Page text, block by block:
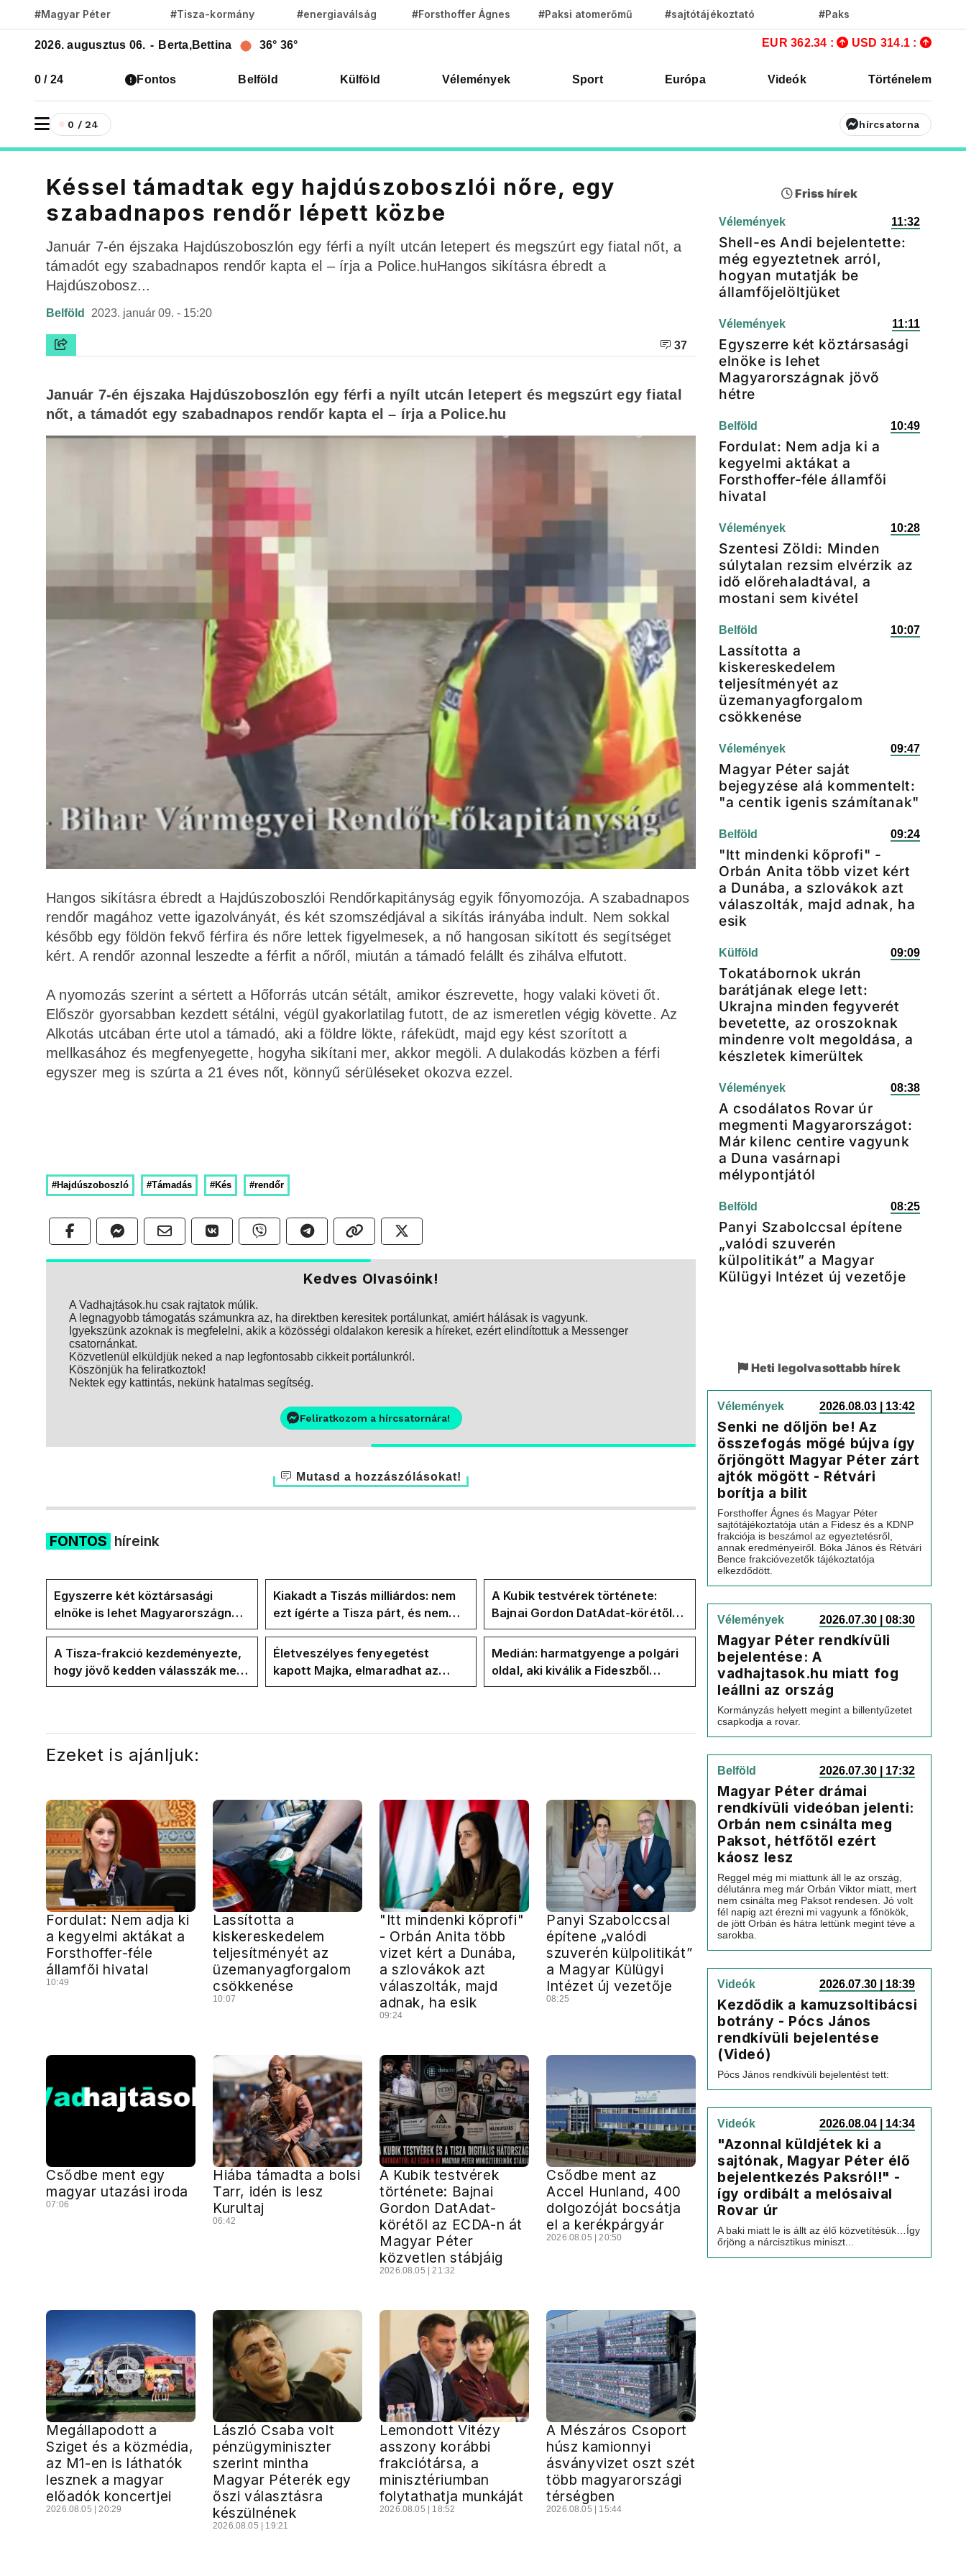
#Magyar Péter #Tisza-kormány #energiaválság #Forsthoffer Ágnes #Paksi atomerőmű #sajtótájékoztató #Paks
2026. augusztus 06. - Berta,Bettina 36° 36° EUR 362.34 : USD 314.1 :
0 / 24 Fontos Belföld Külföld Vélemények Sport Európa Videók Történelem
0 / 24 hírcsatorna
Késsel támadtak egy hajdúszoboszlói nőre, egy
szabadnapos rendőr lépett közbe
Január 7-én éjszaka Hajdúszoboszlón egy férfi a nyílt utcán letepert és megszúrt egy fiatal nőt, a
támadót egy szabadnapos rendőr kapta el – írja a Police.huHangos sikításra ébredt a
Hajdúszobosz...
Belföld 2023. január 09. - 15:20
37
Január 7-én éjszaka Hajdúszoboszlón egy férfi a nyílt utcán letepert és megszúrt egy fiatal
nőt, a támadót egy szabadnapos rendőr kapta el – írja a Police.hu
Hangos sikításra ébredt a Hajdúszoboszlói Rendőrkapitányság egyik főnyomozója. A szabadnapos
rendőr magához vette igazolványát, és két szomszédjával a sikítás irányába indult. Nem sokkal
később egy földön fekvő férfira és nőre lettek figyelmesek, a nő hangosan sikított és segítséget
kért. A rendőr azonnal leszedte a férfit a nőről, miután a támadó felállt és zihálva elfutott.
A nyomozás szerint a sértett a Hőforrás utcán sétált, amikor észrevette, hogy valaki követi őt.
Először gyorsabban kezdett sétálni, végül gyakorlatilag futott, de az ismeretlen végig követte. Az
Alkotás utcában érte utol a támadó, aki a földre lökte, ráfeküdt, majd egy kést szorított a
mellkasához és megfenyegette, hogyha sikítani mer, akkor megöli. A dulakodás közben a férfi
egyszer meg is szúrta a 21 éves nőt, könnyű sérüléseket okozva ezzel.
#Hajdúszoboszló #Támadás #Kés #rendőr
Kedves Olvasóink!
A Vadhajtások.hu csak rajtatok múlik.
A legnagyobb támogatás számunkra az, ha direktben keresitek portálunkat, amiért hálásak is vagyunk.
Igyekszünk azoknak is megfelelni, akik a közösségi oldalakon keresik a híreket, ezért elindítottuk a Messenger
csatornánkat.
Közvetlenül elküldjük neked a nap legfontosabb cikkeit portálunkról.
Köszönjük ha feliratkoztok!
Nektek egy kattintás, nekünk hatalmas segítség.
Feliratkozom a hírcsatornára!
Mutasd a hozzászólásokat!
FONTOS híreink
Egyszerre két köztársasági
elnöke is lehet Magyarországnak
jövő hétre
Kiakadt a Tiszás milliárdos: nem
ezt ígérte a Tisza párt, és nem
ezt ígérte Magyar Péter a
kampányban
A Kubik testvérek története:
Bajnai Gordon DatAdat-körétől
az ECDA-n át Magyar Péter
közvetlen stábjáig
A Tisza-frakció kezdeményezte,
hogy jövő kedden válasszák meg
az új köztársasági elnököt
Életveszélyes fenyegetést
kapott Majka, elmaradhat az
erdélyi koncertje
Medián: harmatgyenge a polgári
oldal, aki kiválik a Fideszből
elbúcsúzhat 2030-ban
Ezeket is ajánljuk:
Fordulat: Nem adja ki
a kegyelmi aktákat a
Forsthoffer-féle
államfői hivatal
10:49
Lassította a
kiskereskedelem
teljesítményét az
üzemanyagforgalom
csökkenése
10:07
"Itt mindenki kőprofi"
- Orbán Anita több
vizet kért a Dunába,
a szlovákok azt
válaszolták, majd
adnak, ha esik
09:24
Panyi Szabolccsal
építene „valódi
szuverén külpolitikát”
a Magyar Külügyi
Intézet új vezetője
08:25
Csődbe ment egy
magyar utazási iroda
07:06
Hiába támadta a bolsi
Tarr, idén is lesz
Kurultaj
06:42
A Kubik testvérek
története: Bajnai
Gordon DatAdat-
körétől az ECDA-n át
Magyar Péter
közvetlen stábjáig
2026.08.05 | 21:32
Csődbe ment az
Accel Hunland, 400
dolgozóját bocsátja
el a kerékpárgyár
2026.08.05 | 20:50
Megállapodott a
Sziget és a közmédia,
az M1-en is láthatók
lesznek a magyar
előadók koncertjei
2026.08.05 | 20:29
László Csaba volt
pénzügyminiszter
szerint mintha
Magyar Péterék egy
őszi választásra
készülnének
2026.08.05 | 19:21
Lemondott Vitézy
asszony korábbi
frakciótársa, a
minisztériumban
folytathatja munkáját
2026.08.05 | 18:52
A Mészáros Csoport
húsz kamionnyi
ásványvizet oszt szét
több magyarországi
térségben
2026.08.05 | 15:44
Friss hírek
Vélemények 11:32
Shell-es Andi bejelentette:
még egyeztetnek arról,
hogyan mutatják be
államfőjelöltjüket
Vélemények 11:11
Egyszerre két köztársasági
elnöke is lehet
Magyarországnak jövő
hétre
Belföld 10:49
Fordulat: Nem adja ki a
kegyelmi aktákat a
Forsthoffer-féle államfői
hivatal
Vélemények 10:28
Szentesi Zöldi: Minden
súlytalan rezsim elvérzik az
idő előrehaladtával, a
mostani sem kivétel
Belföld 10:07
Lassította a
kiskereskedelem
teljesítményét az
üzemanyagforgalom
csökkenése
Vélemények 09:47
Magyar Péter saját
bejegyzése alá kommentelt:
"a centik igenis számítanak"
Belföld 09:24
"Itt mindenki kőprofi" -
Orbán Anita több vizet kért
a Dunába, a szlovákok azt
válaszolták, majd adnak, ha
esik
Külföld 09:09
Tokatábornok ukrán
barátjának elege lett:
Ukrajna minden fegyverét
bevetette, az oroszoknak
mindenre volt megoldása, a
készletek kimerültek
Vélemények 08:38
A csodálatos Rovar úr
megmenti Magyarországot:
Már kilenc centire vagyunk
a Duna vasárnapi
mélypontjától
Belföld 08:25
Panyi Szabolccsal építene
„valódi szuverén
külpolitikát” a Magyar
Külügyi Intézet új vezetője
Heti legolvasottabb hírek
Vélemények 2026.08.03 | 13:42
Senki ne dőljön be! Az
összefogás mögé bújva így
őrjöngött Magyar Péter zárt
ajtók mögött - Rétvári
borítja a bilit
Forsthoffer Ágnes és Magyar Péter
sajtótájékoztatója után a Fidesz és a KDNP
frakciója is beszámol az egyeztetésről,
annak eredményeiről. Bóka János és Rétvári
Bence frakcióvezetők tájékoztatója
elkezdődött.
Vélemények 2026.07.30 | 08:30
Magyar Péter rendkívüli
bejelentése: A
vadhajtasok.hu miatt fog
leállni az ország
Kormányzás helyett megint a billentyűzetet
csapkodja a rovar.
Belföld 2026.07.30 | 17:32
Magyar Péter drámai
rendkívüli videóban jelenti:
Orbán nem csinálta meg
Paksot, hétfőtől ezért
káosz lesz
Reggel még mi miattunk áll le az ország,
délutánra meg már Orbán Viktor miatt, mert
nem csinálta meg Paksot rendesen. Jó volt
fél napig azt érezni mi vagyunk a főnökök,
de jött Orbán és hátra lettünk megint téve a
sarokba.
Videók 2026.07.30 | 18:39
Kezdődik a kamuzsoltibácsi
botrány - Pócs János
rendkívüli bejelentése
(Videó)
Pócs János rendkívüli bejelentést tett:
Videók 2026.08.04 | 14:34
"Azonnal küldjétek ki a
sajtónak, Magyar Péter élő
bejelentkezés Paksról!" -
így ordibált a melósaival
Rovar úr
A baki miatt le is állt az élő közvetítésük…Így
őrjöng a nárcisztikus miniszt...